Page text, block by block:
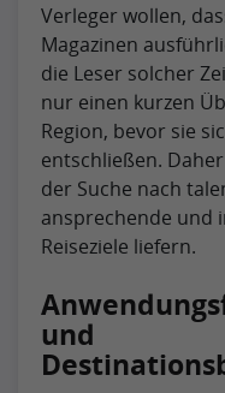
Verleger wollen,
Magazinen
die Leser solcher
nur einen kurzen
Region, bevor sie
entschließen.
der Suche nach
ansprechende und
Reiseziele liefern.
und